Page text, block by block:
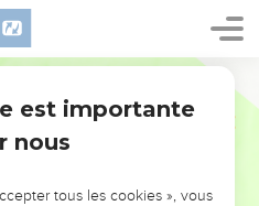
L’ÉVÉNEMENT
est importante
nous
tous les cookies », vous